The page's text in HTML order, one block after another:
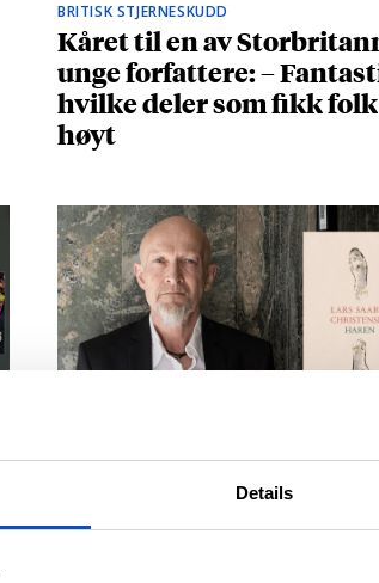
Details
BRITISK STJERNESKUDD
Kåret til en av
unge forfattere: –
hvilke deler som fikk
høyt
Lars Saabye
er full av setninger du vil